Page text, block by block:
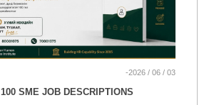
-2026 / 06 / 03
SME JOB DESCRIPTIONS